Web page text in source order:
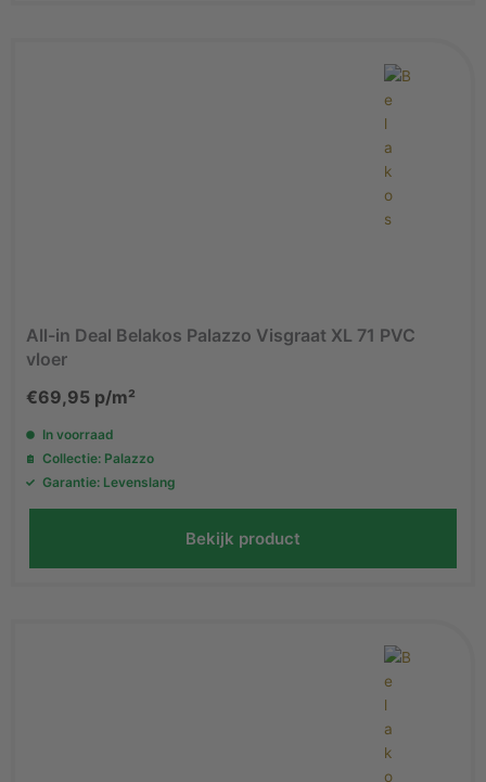
All-in Deal Belakos Palazzo Visgraat XL 71 PVC
vloer
€69,95 p/m²
In voorraad
Collectie: Palazzo
Garantie: Levenslang
Bekijk product